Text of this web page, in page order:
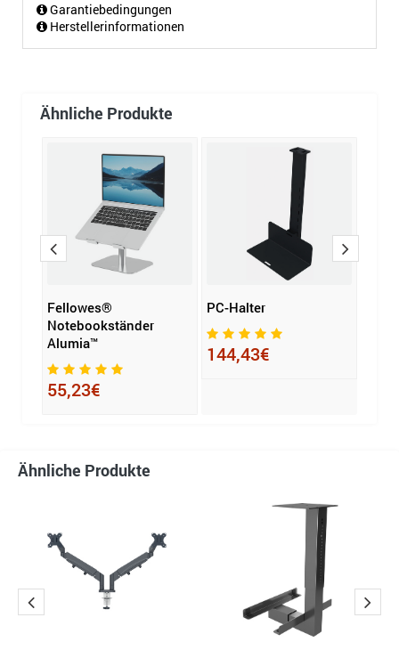
Garantiebedingungen
Herstellerinformationen
Ähnliche Produkte
Fellowes®
Notebookständer
Alumia™
55,23€
PC-Halter
144,43€
Ähnliche Produkte